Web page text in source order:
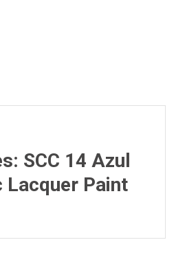
SCC 14 Azul
Paint